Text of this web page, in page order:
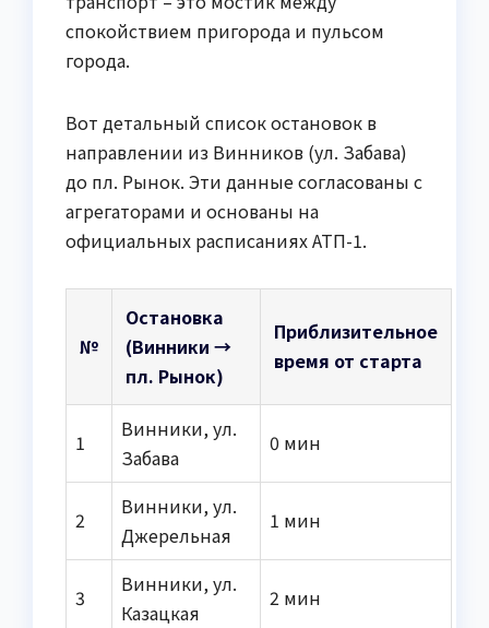
спокойствием пригорода и пульсом
города.
Вот детальный список остановок в
направлении из Винников (ул. Забава)
до пл. Рынок. Эти данные согласованы с
агрегаторами и основаны на
официальных расписаниях АТП-1.
№
Остановка
(Винники →
пл. Рынок)
Приблизительное
время от старта
1
Винники, ул.
Забава
0 мин
2
Винники, ул.
Джерельная
1 мин
3
Винники, ул.
Казацкая
2 мин